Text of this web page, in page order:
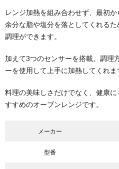
レンジ加熱を組み合わせず、最初か
余分な脂や塩分を落としてくれる
調理ができます。
加えて3つのセンサーを搭載。調理
ーを使用して上手に加熱してくれま
料理の美味しさだけでなく、健康
すすめのオーブンレンジです。
メーカー
型番